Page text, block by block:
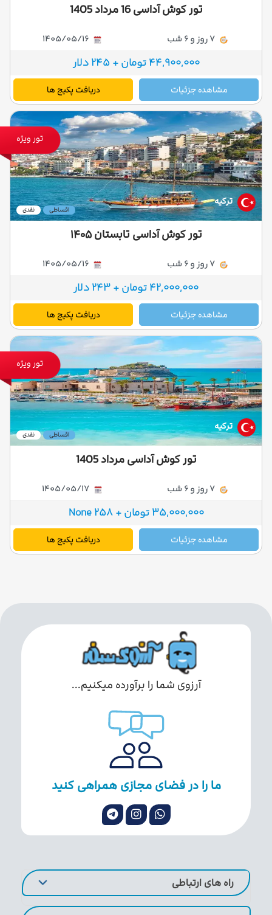
تور کوش آداسی 16 مرداد 1405
44,900,000 تومان + 245 دلار
مشاهده جزئیات دریافت پکیج ها
تور ویژه
ترکیه
نقدی اقساطی
تور کوش آداسی تابستان ۱۴۰۵
42,000,000 تومان + 243 دلار
مشاهده جزئیات دریافت پکیج ها
تور ویژه
ترکیه
نقدی اقساطی
تور کوش آداسی مرداد 1405
35,000,000 تومان + 258 None
مشاهده جزئیات دریافت پکیج ها
آرزوی شما را برآورده میکنیم...
ما را در فضای مجازی همراهی کنید
راه های ارتباطی